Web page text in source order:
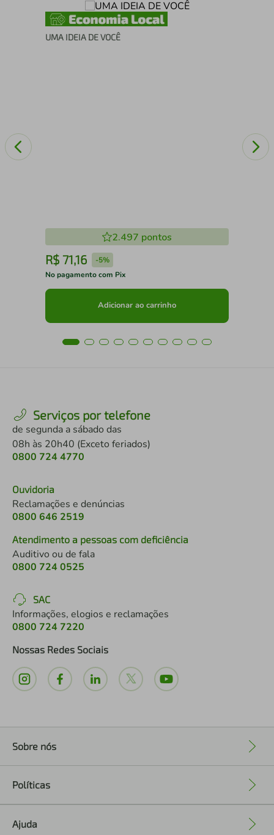
UMA IDEIA DE VOCÊ
2.497 pontos
R$ 71,16 -5%
No pagamento com Pix
Adicionar ao carrinho
Serviços por telefone
de segunda a sábado das
08h às 20h40 (Exceto feriados)
0800 724 4770
Ouvidoria
Reclamações e denúncias
0800 646 2519
Atendimento a pessoas com deficiência
Auditivo ou de fala
0800 724 0525
SAC
Informações, elogios e reclamações
0800 724 7220
Nossas Redes Sociais
Sobre nós
Políticas
Ajuda